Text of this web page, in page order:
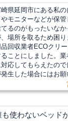
崎県延岡市にある私
やモニターなどが保
てるのがもったいな
、場所を取るため困
品回収業者ECOクリ
ることにしました。
対応してもらえたの
生した場合にはお願
も使わないベッド